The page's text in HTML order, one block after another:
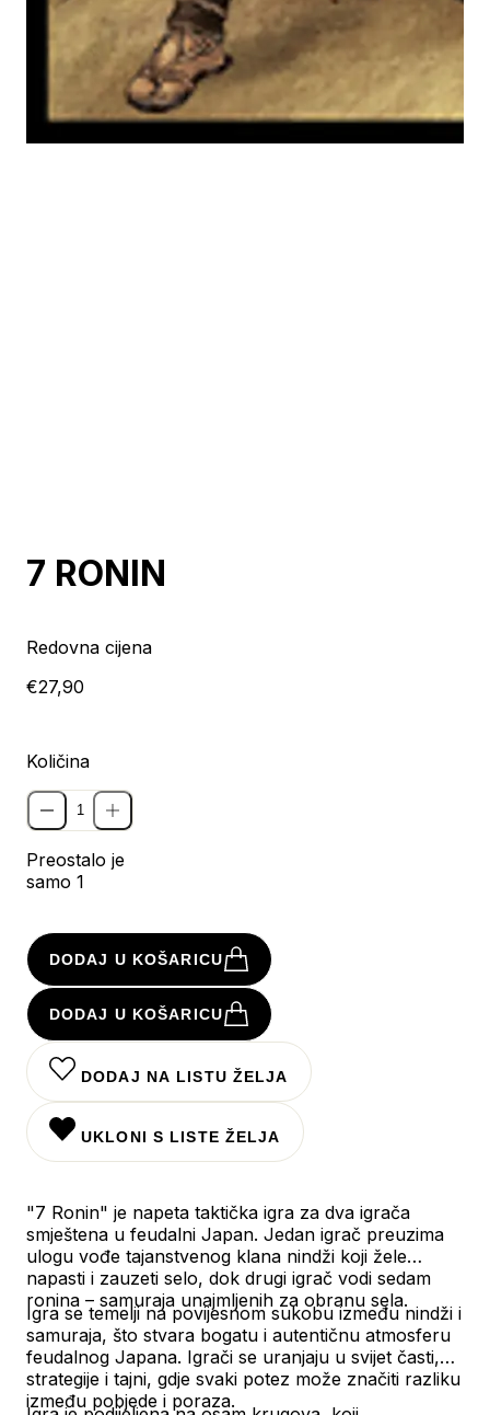
7 RONIN
Redovna cijena
€27,90
Količina
Preostalo je
samo 1
DODAJ U KOŠARICU
DODAJ U KOŠARICU
DODAJ NA LISTU ŽELJA
UKLONI S LISTE ŽELJA
"7 Ronin" je napeta taktička igra za dva igrača
smještena u feudalni Japan. Jedan igrač preuzima
ulogu vođe tajanstvenog klana nindži koji žele
napasti i zauzeti selo, dok drugi igrač vodi sedam
ronina – samuraja unajmljenih za obranu sela.
Igra se temelji na povijesnom sukobu između nindži i
samuraja, što stvara bogatu i autentičnu atmosferu
feudalnog Japana. Igrači se uranjaju u svijet časti,
strategije i tajni, gdje svaki potez može značiti razliku
između pobjede i poraza.